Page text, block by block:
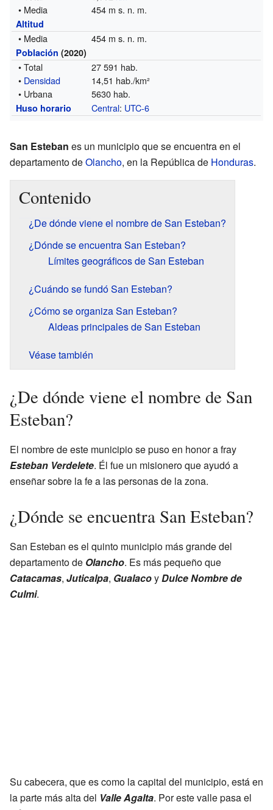
• Media
454 m s. n. m.
Altitud
• Media 454 m s. n. m.
Población (2020)
• Total
27 591 hab.
• Densidad
14,51 hab./km²
• Urbana
5630 hab.
Huso horario Central: UTC-6
San Esteban es un municipio que se encuentra en el
departamento deOlancho, en la República de Honduras.
Contenido
¿De dónde viene el nombre de San Esteban?
¿Dónde se encuentra San Esteban?
Límites geográficos de San Esteban
¿Cuándo se fundó San Esteban?
¿Cómo se organiza San Esteban?
Aldeas principales de San Esteban
Véase también
¿De dónde viene el nombre de San
Esteban?
El nombre de este municipio se puso en honor a fray
Esteban Verdelete. Él fue un misionero que ayudó a
enseñar sobre la fe a las personas de la zona.
¿Dónde se encuentra San Esteban?
San Esteban es el quinto municipio más grande del
departamento de Olancho. Es más pequeño que
Catacamas, Juticalpa, GualacoyDulce Nombre de
Culmi.
Su cabecera, que es como la capital del municipio, está en
la parte más alta del Valle Agalta. Por este valle pasa el